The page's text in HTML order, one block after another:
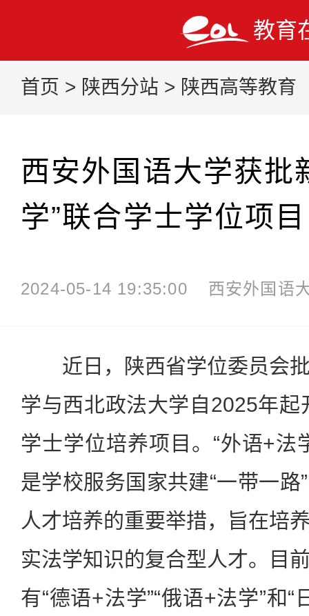
教育
首页 > 陕西分站 > 陕西高等教育
西安外国语大学获批
学”联合学士学位项目
2024-05-14 19:35:00 西安外国语
近日，陕西省学位委员会批
学与西北政法大学自2025年起
学士学位培养项目。“外语+法
是学校服务国家共建“一带一路
人才培养的重要举措，旨在培
实法学知识的复合型人才。目
有“德语+法学”“俄语+法学”和